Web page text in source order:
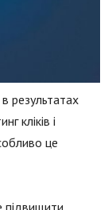
результатах
кліків і
це
підвищити